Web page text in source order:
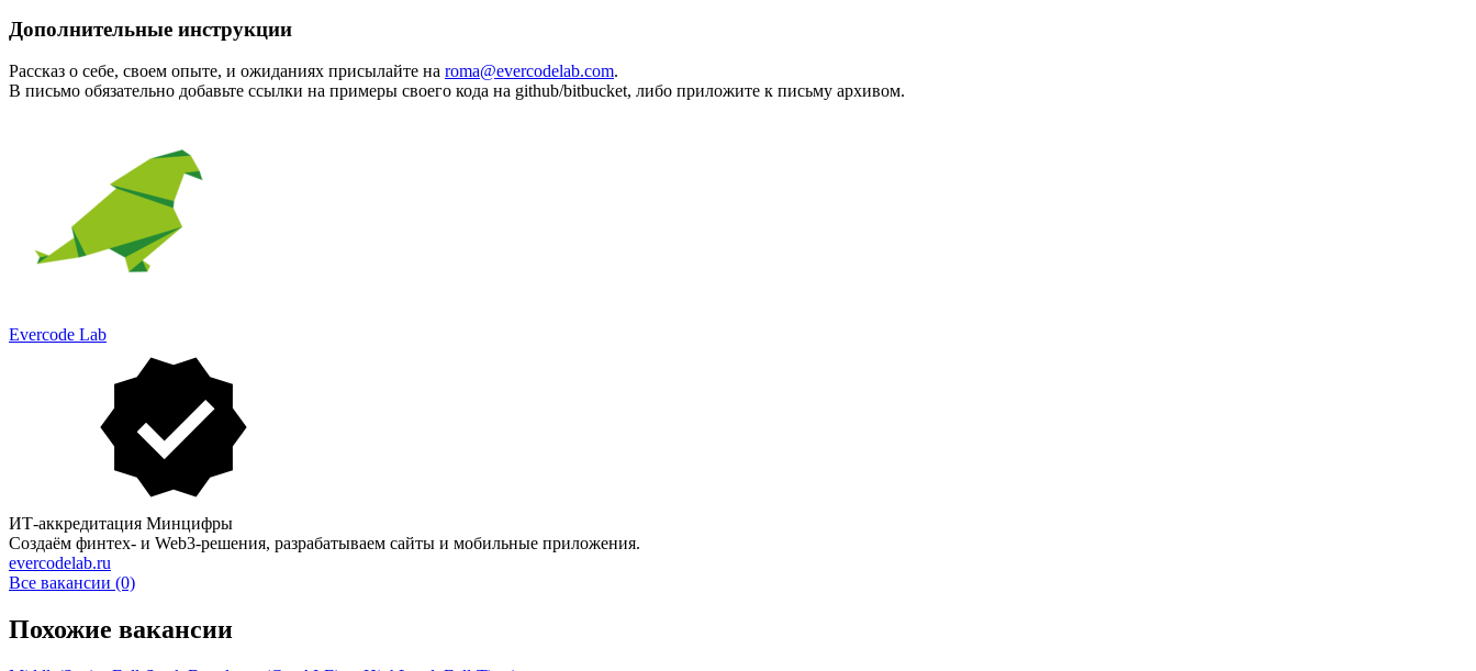
Дополнительные инструкции
Рассказ о себе, своем опыте, и ожиданиях присылайте на roma@evercodelab.com.
В письмо обязательно добавьте ссылки на примеры своего кода на github/bitbucket, либо приложите к письму архивом.
Evercode Lab
ИТ-аккредитация Минцифры
Создаём финтех- и Web3-решения, разрабатываем сайты и мобильные приложения.
evercodelab.ru
Все вакансии (0)
Похожие вакансии